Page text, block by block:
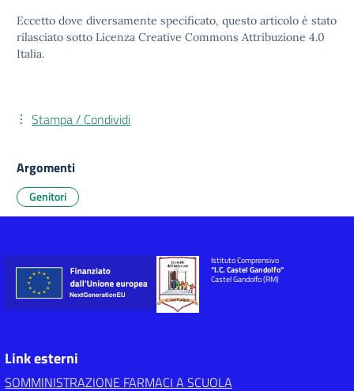
Eccetto dove diversamente specificato, questo articolo è stato
rilasciato sotto Licenza Creative Commons Attribuzione 4.0
Italia.
Stampa / Condividi
Argomenti
Genitori
Istituto Comprensivo
“I.C. Castel Gandolfo”
Castel Gandolfo (RM)
Link esterni
SOMMINISTRAZIONE FARMACI A SCUOLA